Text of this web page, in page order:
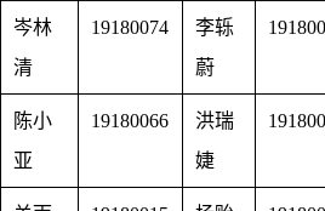
岑林
清
19180074
李轹
蔚
陈小
亚
19180066
洪瑞
婕